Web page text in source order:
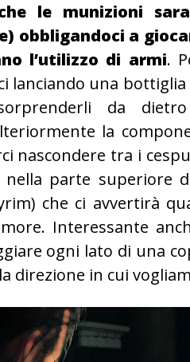
le munizioni
obbligandoci a
l’utilizzo di armi.
lanciando una
da dietro
la
nascondere tra i
parte superiore
che ci avvertirà
Interessante
ogni lato di una
direzione in cui